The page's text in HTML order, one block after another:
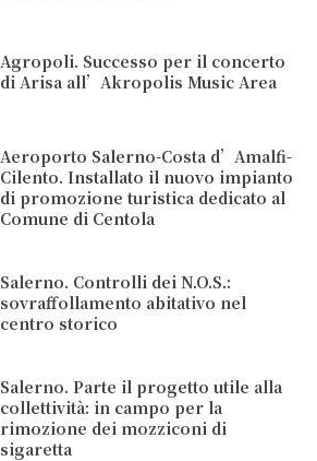
Agropoli. Successo per il concerto
di Arisa all’Akropolis Music Area
Aeroporto Salerno-Costa d’Amalfi-
Cilento. Installato il nuovo impianto
di promozione turistica dedicato al
Comune di Centola
Salerno. Controlli dei N.O.S.:
sovraffollamento abitativo nel
centro storico
Salerno. Parte il progetto utile alla
collettività: in campo per la
rimozione dei mozziconi di
sigaretta